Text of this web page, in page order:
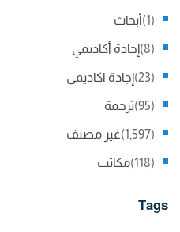
أبحاث (1)
إجادة أكاديمي (8)
إجادة اكاديمي (23)
ترجمة (95)
غير مصنف (1,597)
مكاتب (118)
Tags